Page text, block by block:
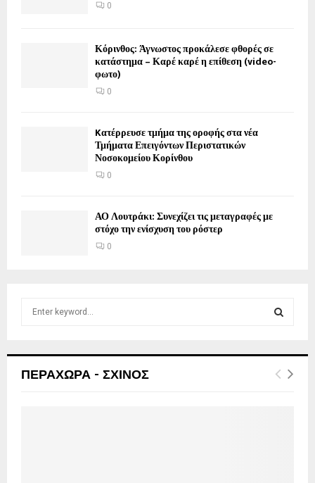
0
Κόρινθος: Άγνωστος προκάλεσε φθορές σε
κατάστημα – Καρέ καρέ η επίθεση (video-
φωτο)
0
Kατέρρευσε τμήμα της οροφής στα νέα
Τμήματα Επειγόντων Περιστατικών
Νοσοκομείου Κορίνθου
0
ΑΟ Λουτράκι: Συνεχίζει τις μεταγραφές με
στόχο την ενίσχυση του ρόστερ
0
h
E
ΠΕΡΑΧΩΡΑ - ΣΧΙΝΟΣ